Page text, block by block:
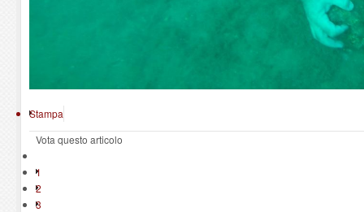
Stampa
Vota questo articolo
1
2
3